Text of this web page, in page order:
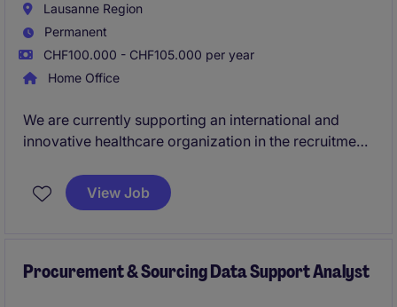
Lausanne Region
Permanent
CHF100.000 - CHF105.000 per year
Home Office
We are currently supporting an international and
innovative healthcare organization in the recruitment
Operations team based in Lausanne. This position
plays a key role in ensuring the efficient planning,
View Job
Procurement & Sourcing Data Support Analyst